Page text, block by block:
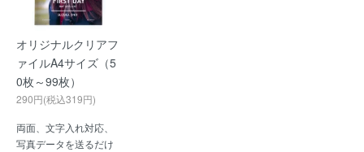
オリジナルクリアフ
ァイルA4サイズ（5
0枚～99枚）
290円(税込319円)
両面、文字入れ対応、
写真データを送るだけ